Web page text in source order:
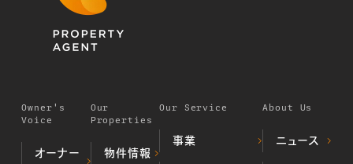
Owner's
Voice
オーナー
Our
Properties
物件情報
Our Service
事業
About Us
ニュース